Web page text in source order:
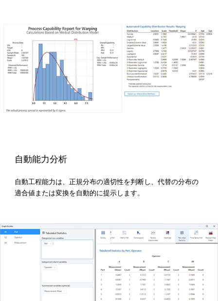
自動能力分析
自動工程能力は、正規分布の適切性を判断し、代替の分布の
適合値または変換を自動的に提示します。